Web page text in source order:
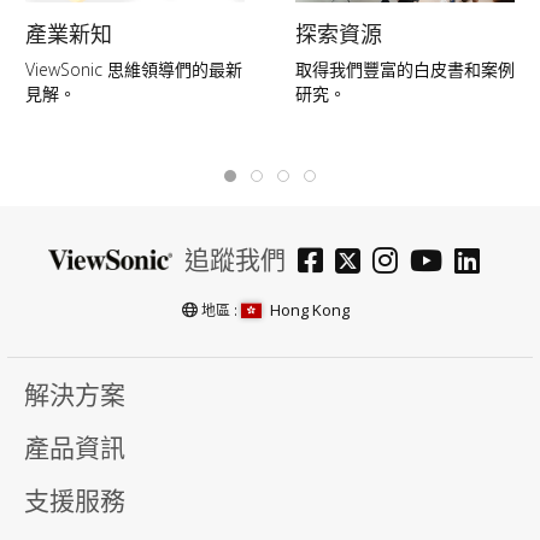
產業新知
ViewSonic 思維領導們的最新
見解。
探索資源
取得我們豐富的白皮書和案例
研究。
追蹤我們
地區 : Hong Kong
解決方案
產品資訊
支援服務